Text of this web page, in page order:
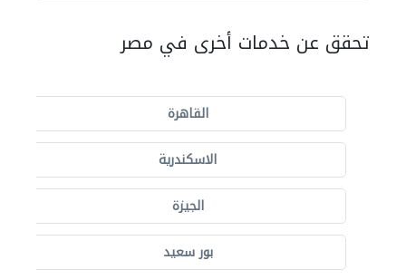
تحقق عن خدمات أخرى في مصر
القاهرة
الاسكندرية
الجيزة
بور سعيد